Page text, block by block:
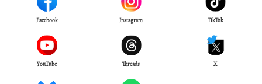
Facebook Instagram TikTok
YouTube Threads X